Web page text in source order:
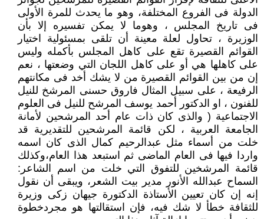
الدولة فى الفروع المختلفة، وهو ما يحدث للمرة الأولى
فى تاريخ المجلس ، وهوما لا يمكن تفسيره إلا بأن
الوزيرة ، تحاول لعلة معينة أن تلقى بمسئولية اختيار
القوائم القصيرة تقع على كاهل المجلس بأكمله وليس
على كاهلها هي أو على كاهل اللجان التي وضعتها ، نعم
إن من بين القوائم القصيرة من لا يشك أخد فى مكانتهم
الرفيعة ، على سبيل المثال فاروق حسنى المرشخ للنيل
للفنون ، او الدكتور أحمد يوسف المرشح للنيل فى العلوم
الاجتماعية ( والذى كان ذات عام أحد المرشحين لأمانة
الجامعة العربية ، لكن قائمة المرشحين للتقديرية قد
خلت من أسماء مثل عبدالرحيم كمال الذى كان اسمه
واردا فيها فى العام الماضى ثم استبعد هذا العام،وكذلك
قائمة المرشخين للتفوق التي خلت من اسم الشاعر:
السماح عبدالله الأنور مدير بيت الشعر، ويبقى أن نقول
إنه إن كان تعيين الأستاذة الدكتورة جيهان زكى وزيرة
للثقافة خطأ لا شك فيه، فإن استقالتها هو مجردخطوة